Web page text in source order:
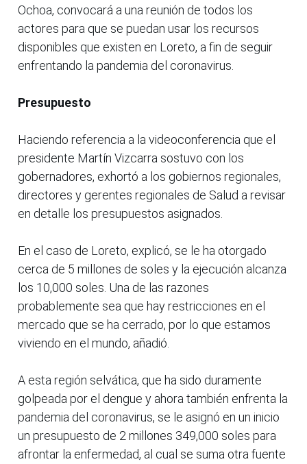
Ochoa, convocará a una reunión de todos los
actores para que se puedan usar los recursos
disponibles que existen en Loreto, a fin de seguir
enfrentando la pandemia del coronavirus.
Presupuesto
Haciendo referencia a la videoconferencia que el
presidente Martín Vizcarra sostuvo con los
gobernadores, exhortó a los gobiernos regionales,
directores y gerentes regionales de Salud a revisar
en detalle los presupuestos asignados.
En el caso de Loreto, explicó, se le ha otorgado
cerca de 5 millones de soles y la ejecución alcanza
los 10,000 soles. Una de las razones
probablemente sea que hay restricciones en el
mercado que se ha cerrado, por lo que estamos
viviendo en el mundo, añadió.
A esta región selvática, que ha sido duramente
golpeada por el dengue y ahora también enfrenta la
pandemia del coronavirus, se le asignó en un inicio
un presupuesto de 2 millones 349,000 soles para
afrontar la enfermedad, al cual se suma otra fuente